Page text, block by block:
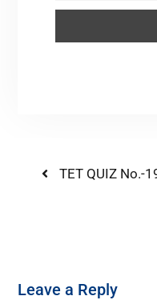
TET QUIZ No.-
Leave a Reply